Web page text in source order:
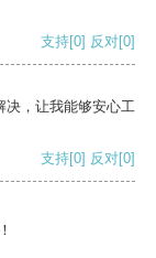
支持[0] 反对[0]
决，让我能够安心工
支持[0] 反对[0]